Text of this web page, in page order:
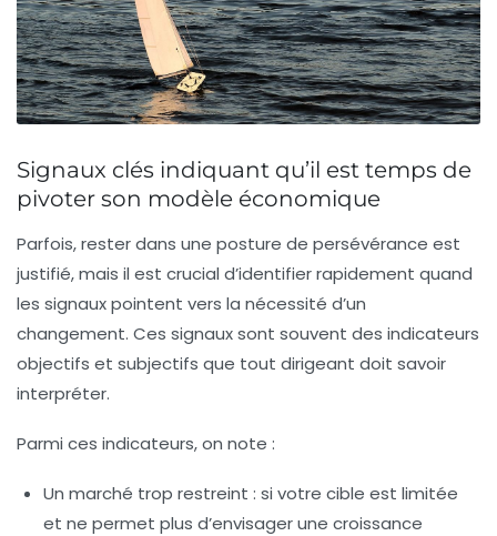
Signaux clés indiquant qu’il est temps de
pivoter son modèle économique
Parfois, rester dans une posture de persévérance est
justifié, mais il est crucial d’identifier rapidement quand
les signaux pointent vers la nécessité d’un
changement. Ces signaux sont souvent des indicateurs
objectifs et subjectifs que tout dirigeant doit savoir
interpréter.
Parmi ces indicateurs, on note :
Un marché trop restreint : si votre cible est limitée
et ne permet plus d’envisager une croissance